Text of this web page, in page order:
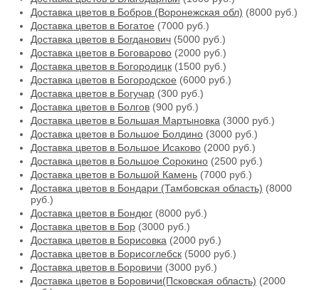
Доставка цветов в Бобров (Воронежская обл) (8000 руб.)
Доставка цветов в Богатое (7000 руб.)
Доставка цветов в Богданович (5000 руб.)
Доставка цветов в Боговарово (2000 руб.)
Доставка цветов в Богородицк (1500 руб.)
Доставка цветов в Богородское (6000 руб.)
Доставка цветов в Богучар (300 руб.)
Доставка цветов в Болгов (900 руб.)
Доставка цветов в Большая Мартыновка (3000 руб.)
Доставка цветов в Большое Болдино (3000 руб.)
Доставка цветов в Большое Исаково (2000 руб.)
Доставка цветов в Большое Сорокино (2500 руб.)
Доставка цветов в Большой Камень (7000 руб.)
Доставка цветов в Бондари (Тамбовская область) (8000
руб.)
Доставка цветов в Бондюг (8000 руб.)
Доставка цветов в Бор (3000 руб.)
Доставка цветов в Борисовка (2000 руб.)
Доставка цветов в Борисоглебск (5000 руб.)
Доставка цветов в Боровичи (3000 руб.)
Доставка цветов в Боровичи(Псковская область) (2000